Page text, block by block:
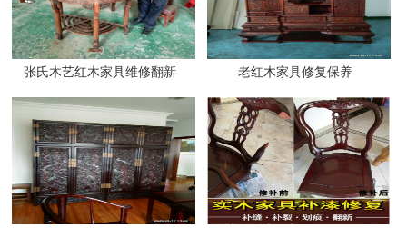
张氏木艺红木家具维修翻新 老红木家具修复保养